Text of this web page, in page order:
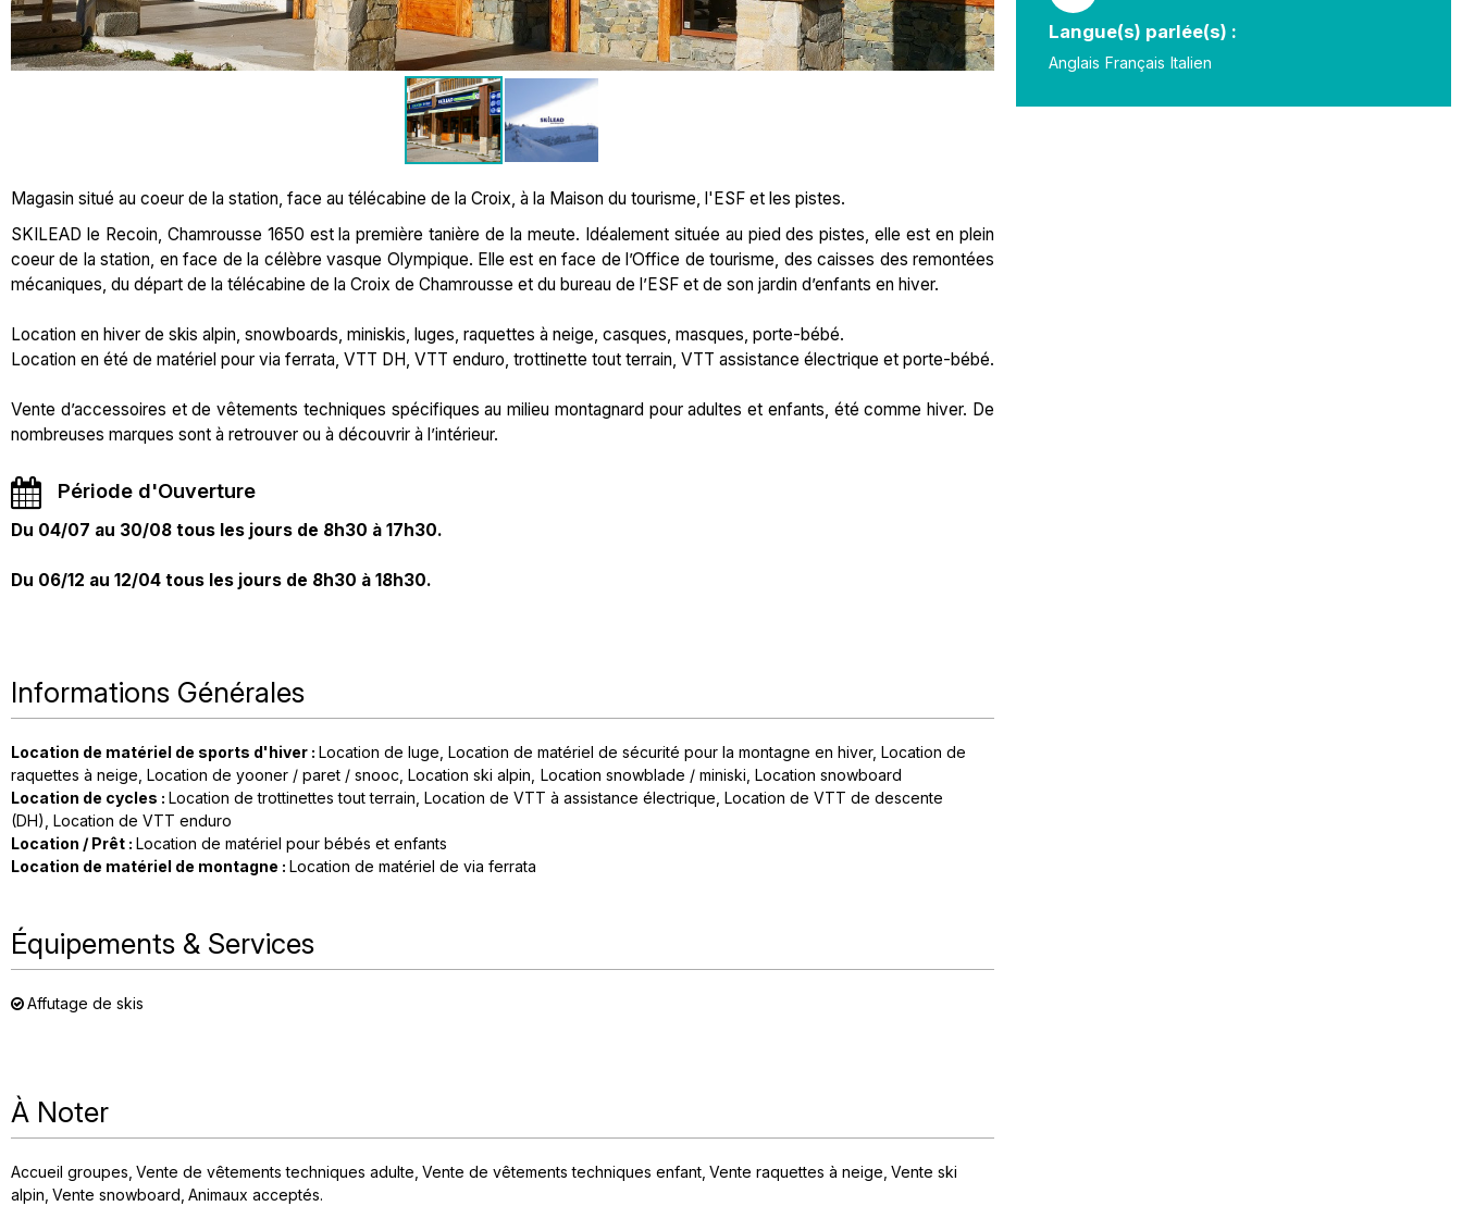
Langue(s) parlée(s) :
Anglais Français Italien
Magasin situé au coeur de la station, face au télécabine de la Croix, à la Maison du tourisme, l'ESF et les pistes.
SKILEAD le Recoin, Chamrousse 1650 est la première tanière de la meute. Idéalement située au pied des pistes, elle est en plein
coeur de la station, en face de la célèbre vasque Olympique. Elle est en face de l’Office de tourisme, des caisses des remontées
mécaniques, du départ de la télécabine de la Croix de Chamrousse et du bureau de l’ESF et de son jardin d’enfants en hiver.
Location en hiver de skis alpin, snowboards, miniskis, luges, raquettes à neige, casques, masques, porte-bébé.
Location en été de matériel pour via ferrata, VTT DH, VTT enduro, trottinette tout terrain, VTT assistance électrique et porte-bébé.
Vente d’accessoires et de vêtements techniques spécifiques au milieu montagnard pour adultes et enfants, été comme hiver. De
nombreuses marques sont à retrouver ou à découvrir à l’intérieur.
Période d'Ouverture
Du 04/07 au 30/08 tous les jours de 8h30 à 17h30.
Du 06/12 au 12/04 tous les jours de 8h30 à 18h30.
Informations Générales
Location de matériel de sports d'hiver : Location de luge Location de matériel de sécurité pour la montagne en hiver Location de
raquettes à neige Location de yooner / paret / snooc Location ski alpin Location snowblade / miniski Location snowboard
Location de cycles : Location de trottinettes tout terrain Location de VTT à assistance électrique Location de VTT de descente
(DH) Location de VTT enduro
Location / Prêt : Location de matériel pour bébés et enfants
Location de matériel de montagne : Location de matériel de via ferrata
Équipements & Services
Affutage de skis
À Noter
Accueil groupes Vente de vêtements techniques adulte Vente de vêtements techniques enfant Vente raquettes à neige Vente ski
alpin Vente snowboard Animaux acceptés